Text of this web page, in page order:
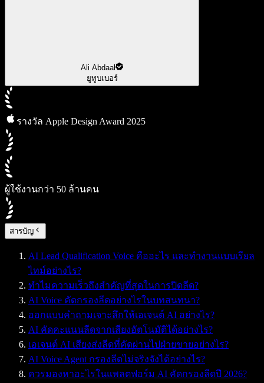
Ali Abdaal
ยูทูบเบอร์
รางวัล Apple Design Award 2025
ผู้ใช้งานกว่า 50 ล้านคน
สารบัญ
AI Lead Qualification Voice คืออะไร และทำงานแบบเรียล
ไทม์อย่างไร?
ทำไมความเร็วถึงสำคัญที่สุดในการปิดลีด?
AI Voice คัดกรองลีดอย่างไรในบทสนทนา?
ออกแบบคำถามเจาะลึกให้เอเจนต์ AI อย่างไร?
AI คัดคะแนนลีดจากเสียงอัตโนมัติได้อย่างไร?
เอเจนต์ AI เสียงส่งลีดที่คัดผ่านไปฝ่ายขายอย่างไร?
AI Voice Agent กรองลีดไม่จริงจังได้อย่างไร?
ควรมองหาอะไรในแพลตฟอร์ม AI คัดกรองลีดปี 2026?